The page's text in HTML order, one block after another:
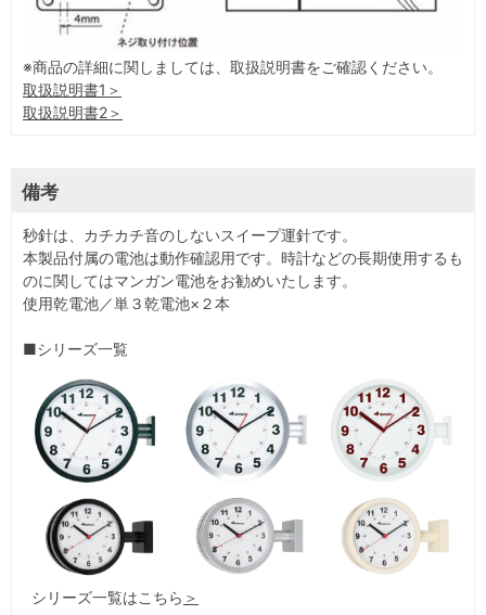
※商品の詳細に関しましては、取扱説明書をご確認ください。
取扱説明書1＞
取扱説明書2＞
備考
秒針は、カチカチ音のしないスイープ運針です。
本製品付属の電池は動作確認用です。時計などの長期使用するも
のに関してはマンガン電池をお勧めいたします。
使用乾電池／単３乾電池×２本
■シリーズ一覧
シリーズ一覧はこちら ＞